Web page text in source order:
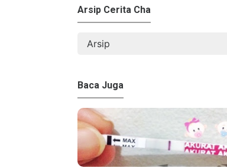
Arsip Cerita Cha
Baca Juga